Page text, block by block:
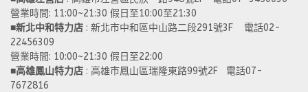
營業時間: 11:00~21:30 假日至10:00至21:30
■新北中和特力店 : 新北市中和區中山路二段291號3F    電話02-
22456309
營業時間: 10:00~21:30 假日至22:00
■高雄鳳山特力店 : 高雄市鳳山區瑞隆東路99號2F   電話07-
7672816